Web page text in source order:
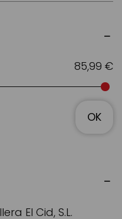
85,99 €
OK
El Cid, S.L.